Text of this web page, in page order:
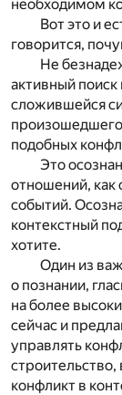
необходимом
Вот это и
говорится,
Не
активный
сложившейся
подобных
Это
отношений, как
событий.
контекстный
хотите.
Один из
о познании,
на более
сейчас и
управлять
строительство,
конфликт в